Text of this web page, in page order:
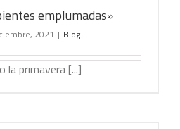
emplumadas»
2021 | Blog
la primavera [...]